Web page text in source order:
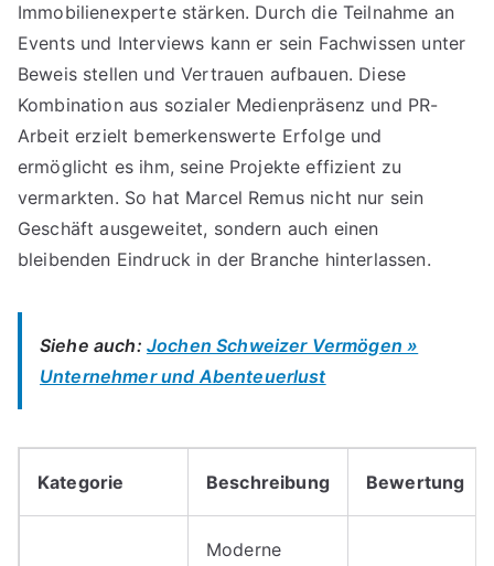
Immobilienexperte stärken. Durch die Teilnahme an
Events und Interviews kann er sein Fachwissen unter
Beweis stellen und Vertrauen aufbauen. Diese
Kombination aus sozialer Medienpräsenz und PR-
Arbeit erzielt bemerkenswerte Erfolge und
ermöglicht es ihm, seine Projekte effizient zu
vermarkten. So hat Marcel Remus nicht nur sein
Geschäft ausgeweitet, sondern auch einen
bleibenden Eindruck in der Branche hinterlassen.
Siehe auch: Jochen Schweizer Vermögen »
Unternehmer und Abenteuerlust
Kategorie Beschreibung Bewertung
Moderne